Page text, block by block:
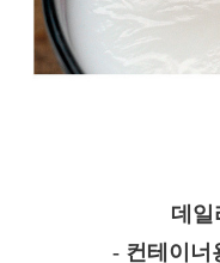
데일
- 컨테이너